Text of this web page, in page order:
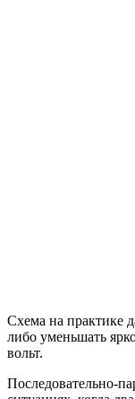
Схема на практике
либо уменьшать
вольт.
Последовательно-